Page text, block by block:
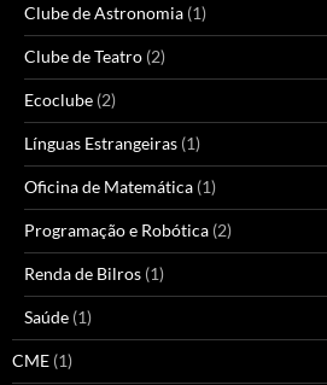
Clube de Astronomia (1)
Clube de Teatro (2)
Ecoclube (2)
Línguas Estrangeiras (1)
Oficina de Matemática (1)
Programação e Robótica (2)
Renda de Bilros (1)
Saúde (1)
CME (1)